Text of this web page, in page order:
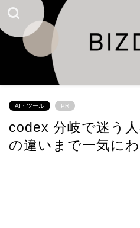
AI・ツール PR
codex 分岐で迷う
の違いまで一気に